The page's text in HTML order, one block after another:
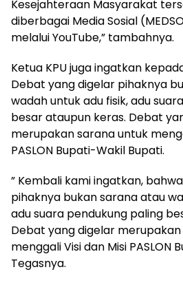
Kesejahteraan Masyarakat
diberbagai Media Sosial
melalui YouTube,” tambahnya.
Ketua KPU juga ingatkan
Debat yang digelar pihaknya
wadah untuk adu fisik, adu
besar ataupun keras. Debat
merupakan sarana untuk
PASLON Bupati-Wakil Bupati.
” Kembali kami ingatkan,
pihaknya bukan sarana atau
adu suara pendukung paling
Debat yang digelar
menggali Visi dan Misi PASLON
Tegasnya.